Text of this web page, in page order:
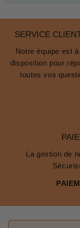
SERVICE
Notre équipe est
disposition pour
toutes vos
La gestion de